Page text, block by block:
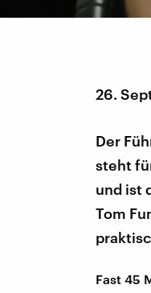
26.
Der
steht
und ist
Tom
Fast 45